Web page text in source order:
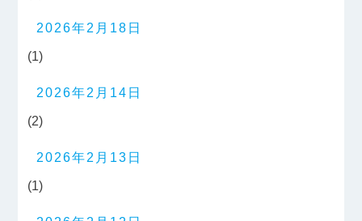
2026年2月18日
(1)
2026年2月14日
(2)
2026年2月13日
(1)